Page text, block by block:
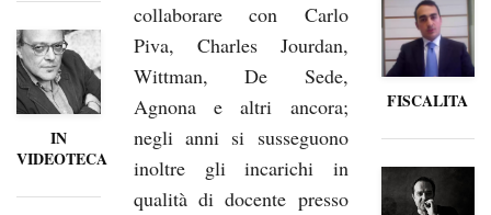
IN
VIDEOTECA
collaborare con Carlo
Piva, Charles Jourdan,
Wittman, De Sede,
Agnona e altri ancora;
negli anni si susseguono
inoltre gli incarichi in
qualità di docente presso
FISCALITA